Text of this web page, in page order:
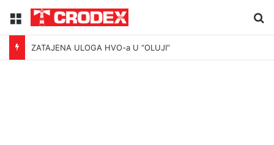
Menu
ZATAJENA ULOGA HVO-a U “OLUJI”